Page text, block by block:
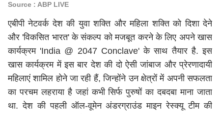
Source : ABP LIVE
एबीपी नेटवर्क देश की युवा शक्ति और महिला शक्ति को दिशा देने
और 'विकसित भारत' के संकल्प को मजबूत करने के लिए अपने खास
कार्यक्रम 'India @ 2047 Conclave' के साथ तैयार है. इस
खास कार्यक्रम में इस बार देश की दो ऐसी जांबाज और प्रेरणादायी
महिलाएं शामिल होने जा रही हैं, जिन्होंने उन क्षेत्रों में अपनी सफलता
का परचम लहराया है जहां कभी सिर्फ पुरुषों का दबदबा माना जाता
था. देश की पहली ऑल-वूमेन अंडरग्राउंड माइन रेस्क्यू टीम की